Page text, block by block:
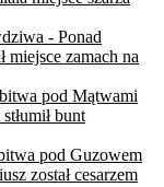
- Ponad
miejsce zamach na
pod Mątwami
bunt
pod Guzowem
został cesarzem